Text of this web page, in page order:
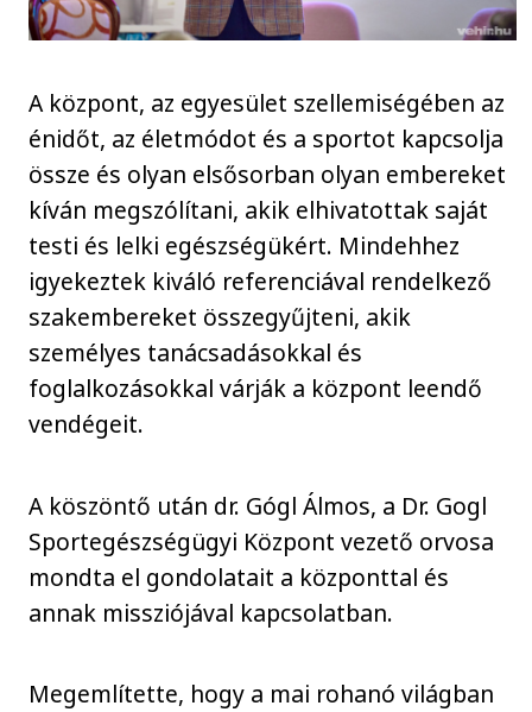
A központ, az egyesület szellemiségében az
énidőt, az életmódot és a sportot kapcsolja
össze és olyan elsősorban olyan embereket
kíván megszólítani, akik elhivatottak saját
testi és lelki egészségükért. Mindehhez
igyekeztek kiváló referenciával rendelkező
szakembereket összegyűjteni, akik
személyes tanácsadásokkal és
foglalkozásokkal várják a központ leendő
vendégeit.
A köszöntő után dr. Gógl Álmos, a Dr. Gogl
Sportegészségügyi Központ vezető orvosa
mondta el gondolatait a központtal és
annak missziójával kapcsolatban.
Megemlítette, hogy a mai rohanó világban